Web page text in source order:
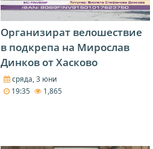
Организират велошествие
в подкрепа на Мирослав
Динков от Хасково
сряда, 3 юни
19:35
1,865